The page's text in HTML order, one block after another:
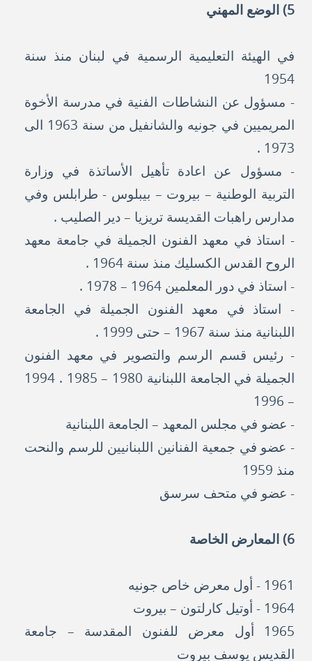
5) الوضع المهني
في الهيئة التعليمية الرسمية في لبنان منذ سنة
1954
- مسؤول عن النشاطات الفنية في مدرسة الأخوة
المريميين في جونيه والشانفيل من سنة 1963 الى
1973 .
- مسؤول عن اعادة تأهيل الأساتذة في وزارة
التربية الوطنية – بيروت – بيبلوس - طرابلس وفي
مدارس راهبات القديسة تريزيا – دير الصليب .
- استاذ في معهد الفنون الجميلة في جامعة معهد
الروح القدس الكسليك منذ سنة 1964 .
- استاذ في دور المعلمين 1964 – 1978 .
- استاذ في معهد الفنون الجميلة في الجامعة
اللبنانية منذ سنة 1967 – حتى 1999 .
- رئيس قسم الرسم والتصوير في معهد الفنون
الجميلة في الجامعة اللبنانية 1980 – 1985 . 1994
– 1996
- عضو في مجلس المعهد – الجامعة اللبنانية
- عضو في جمعية الفنانين اللبنانيين للرسم والنحت
منذ 1959
- عضو في متحف سرسق
6) المعارض الخاصة
1961 - أول معرض خاص جونيه
1964 - أوتيل كارلتون – بيروت
1965 أول معرض للفنون المقدسة – جامعة
القديس يوسف بيروت